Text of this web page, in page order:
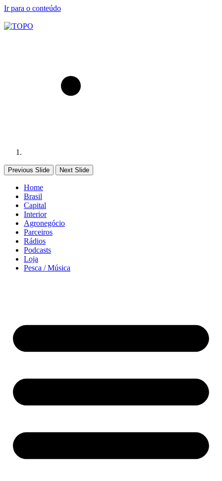
Ir para o conteúdo
Previous Slide Next Slide
Home
Brasil
Capital
Interior
Agronegócio
Parceiros
Rádios
Podcasts
Loja
Pesca / Música